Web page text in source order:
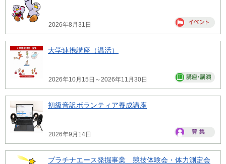
2026年8月31日
大学連携講座（温活）
2026年10月15日～2026年11月30日
初級音訳ボランティア養成講座
2026年9月14日
プラチナエース発掘事業 競技体験会・体力測定会